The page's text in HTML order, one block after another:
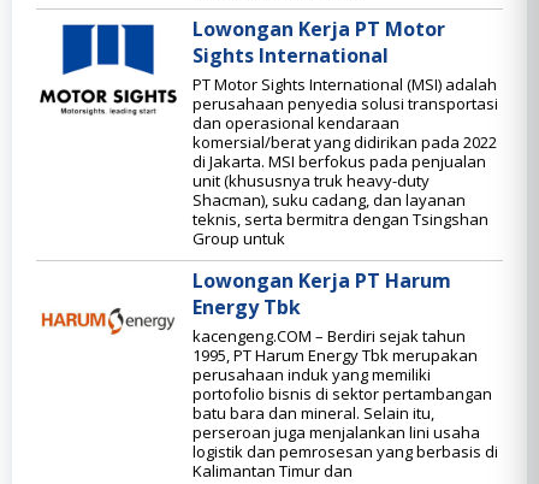
Lowongan Kerja PT Motor
Sights International
PT Motor Sights International (MSI) adalah
perusahaan penyedia solusi transportasi
dan operasional kendaraan
komersial/berat yang didirikan pada 2022
di Jakarta. MSI berfokus pada penjualan
unit (khususnya truk heavy-duty
Shacman), suku cadang, dan layanan
teknis, serta bermitra dengan Tsingshan
Group untuk
Lowongan Kerja PT Harum
Energy Tbk
kacengeng.COM – Berdiri sejak tahun
1995, PT Harum Energy Tbk merupakan
perusahaan induk yang memiliki
portofolio bisnis di sektor pertambangan
batu bara dan mineral. Selain itu,
perseroan juga menjalankan lini usaha
logistik dan pemrosesan yang berbasis di
Kalimantan Timur dan